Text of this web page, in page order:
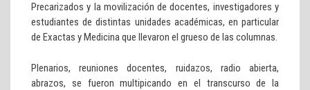
Precarizados y la movilización de docentes, investigadores y
estudiantes de distintas unidades académicas, en particular
de Exactas y Medicina que llevaron el grueso de las columnas.
Plenarios, reuniones docentes, ruidazos, radio abierta,
abrazos, se fueron multipicando en el transcurso de la